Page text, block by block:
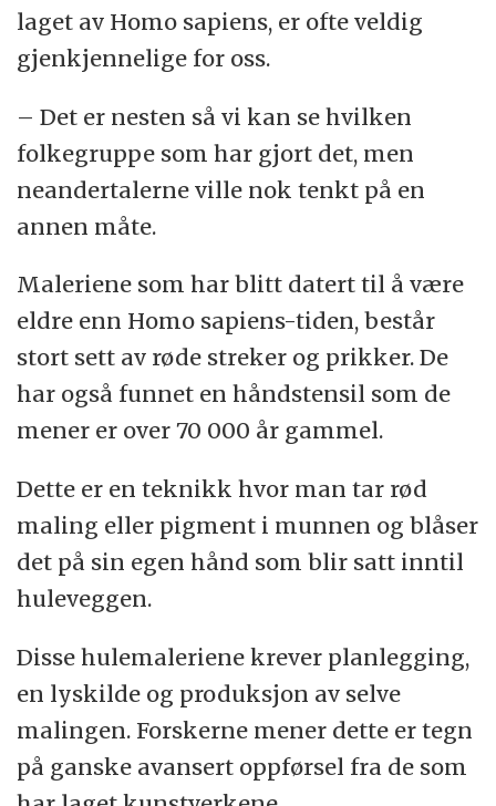
laget av Homo sapiens, er ofte veldig
gjenkjennelige for oss.
– Det er nesten så vi kan se hvilken
folkegruppe som har gjort det, men
neandertalerne ville nok tenkt på en
annen måte.
Maleriene som har blitt datert til å være
eldre enn Homo sapiens-tiden, består
stort sett av røde streker og prikker. De
har også funnet en håndstensil som de
mener er over 70 000 år gammel.
Dette er en teknikk hvor man tar rød
maling eller pigment i munnen og blåser
det på sin egen hånd som blir satt inntil
huleveggen.
Disse hulemaleriene krever planlegging,
en lyskilde og produksjon av selve
malingen. Forskerne mener dette er tegn
på ganske avansert oppførsel fra de som